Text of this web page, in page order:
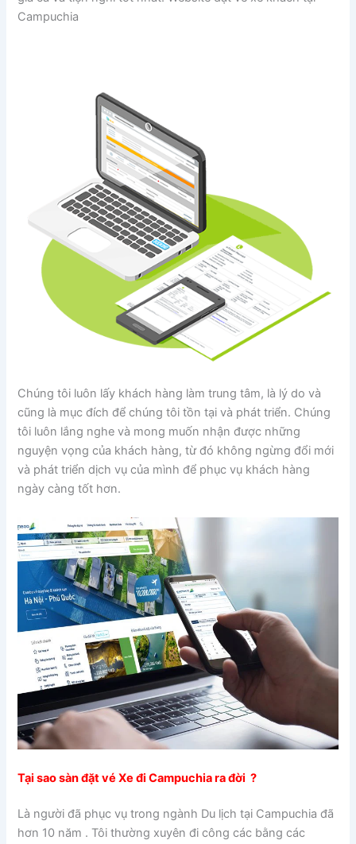
Campuchia
Chúng tôi luôn lấy khách hàng làm trung tâm, là lý do và
cũng là mục đích để chúng tôi tồn tại và phát triển. Chúng
tôi luôn lắng nghe và mong muốn nhận được những
nguyện vọng của khách hàng, từ đó không ngừng đổi mới
và phát triển dịch vụ của mình để phục vụ khách hàng
ngày càng tốt hơn.
Tại sao sàn đặt vé Xe đi Campuchia ra đời ?
Là người đã phục vụ trong ngành Du lịch tại Campuchia đã
hơn 10 năm . Tôi thường xuyên đi công các bằng các